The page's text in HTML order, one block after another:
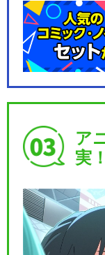
ア
実！